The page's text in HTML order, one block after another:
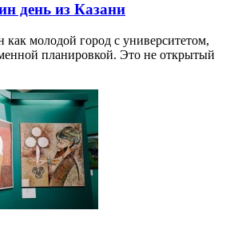
день из Казани
как молодой город с университетом,
планировкой. Это не открытый